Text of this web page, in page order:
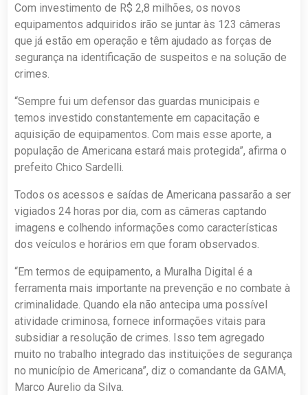
Com investimento de R$ 2,8 milhões, os novos
equipamentos adquiridos irão se juntar às 123 câmeras
que já estão em operação e têm ajudado as forças de
segurança na identificação de suspeitos e na solução de
crimes.
“Sempre fui um defensor das guardas municipais e
temos investido constantemente em capacitação e
aquisição de equipamentos. Com mais esse aporte, a
população de Americana estará mais protegida”, afirma o
prefeito Chico Sardelli.
Todos os acessos e saídas de Americana passarão a ser
vigiados 24 horas por dia, com as câmeras captando
imagens e colhendo informações como características
dos veículos e horários em que foram observados.
“Em termos de equipamento, a Muralha Digital é a
ferramenta mais importante na prevenção e no combate à
criminalidade. Quando ela não antecipa uma possível
atividade criminosa, fornece informações vitais para
subsidiar a resolução de crimes. Isso tem agregado
muito no trabalho integrado das instituições de segurança
no município de Americana”, diz o comandante da GAMA,
Marco Aurelio da Silva.